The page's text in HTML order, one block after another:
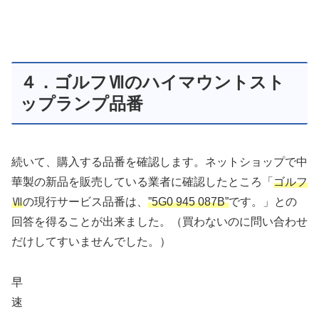
４．ゴルフⅦのハイマウントスト
ップランプ品番
続いて、購入する品番を確認します。ネットショップで中
華製の新品を販売している業者に確認したところ「 ゴルフ
Ⅶの現行サービス品番は、 ”5G0 945 087B”です。」との
回答を得ることが出来ました。（買わないのに問い合わせ
だけしてすいませんでした。）
早
速